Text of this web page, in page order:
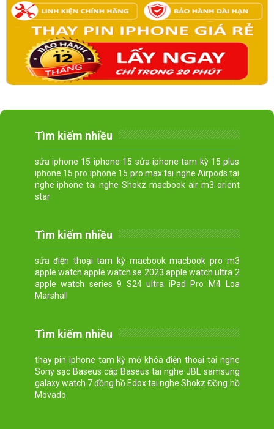
Tìm kiếm nhiều
sửa iphone 15 iphone 15 sửa iphone tam kỳ 15 plus
iphone 15 pro iphone 15 pro max tai nghe Airpods tai
nghe iphone tai nghe Shokz macbook air m3 orient
star
Tìm kiếm nhiều
sửa điện thoại tam kỳ macbook macbook pro m3
apple watch apple watch se 2023 apple watch ultra 2
apple watch series 9 S24 ultra iPad Pro M4 Loa
Marshall
Tìm kiếm nhiều
thay pin iphone tam kỳ mở khóa điện thoại tai nghe
Sony sạc Baseus cáp Baseus tai nghe JBL samsung
galaxy watch 7 đồng hồ Edox tai nghe Shokz Đồng hồ
Movado